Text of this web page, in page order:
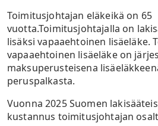
Toimitusjohtajan eläkeikä on 65
vuotta.Toimitusjohtajalla on
lisäksi vapaaehtoinen lisäeläke.
vapaaehtoinen lisäeläke on
maksuperusteisena
peruspalkasta.
Vuonna 2025 Suomen
kustannus toimitusjohtajan